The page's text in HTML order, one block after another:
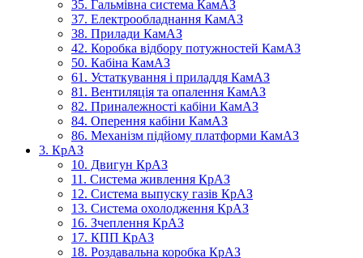
35. Гальмівна система КамАЗ
37. Електрообладнання КамАЗ
38. Прилади КамАЗ
42. Коробка відбору потужностей КамАЗ
50. Кабіна КамАЗ
61. Устаткування і приладдя КамАЗ
81. Вентиляція та опалення КамАЗ
82. Приналежності кабіни КамАЗ
84. Оперення кабіни КамАЗ
86. Механізм підйому платформи КамАЗ
3. КрАЗ
10. Двигун КрАЗ
11. Система живлення КрАЗ
12. Система выпуску газів КрАЗ
13. Система охолодження КрАЗ
16. Зчеплення КрАЗ
17. КПП КрАЗ
18. Роздавальна коробка КрАЗ